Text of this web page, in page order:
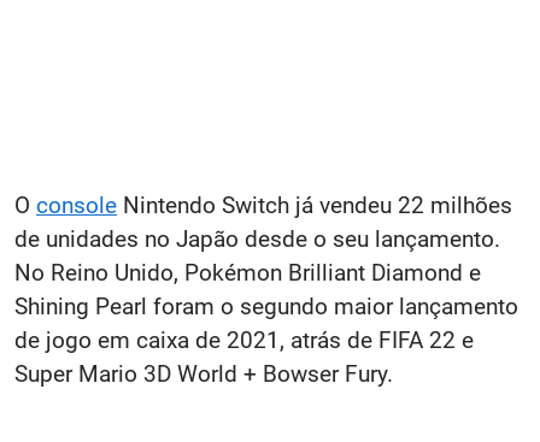
O console Nintendo Switch já vendeu 22 milhões
de unidades no Japão desde o seu lançamento.
No Reino Unido, Pokémon Brilliant Diamond e
Shining Pearl foram o segundo maior lançamento
de jogo em caixa de 2021, atrás de FIFA 22 e
Super Mario 3D World + Bowser Fury.